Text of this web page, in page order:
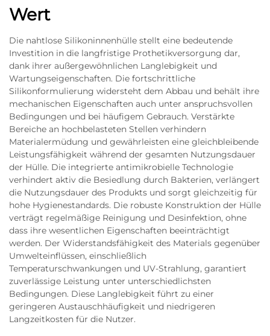
Wert
Die nahtlose Silikoninnenhülle stellt eine bedeutende
Investition in die langfristige Prothetikversorgung dar,
dank ihrer außergewöhnlichen Langlebigkeit und
Wartungseigenschaften. Die fortschrittliche
Silikonformulierung widersteht dem Abbau und behält ihre
mechanischen Eigenschaften auch unter anspruchsvollen
Bedingungen und bei häufigem Gebrauch. Verstärkte
Bereiche an hochbelasteten Stellen verhindern
Materialermüdung und gewährleisten eine gleichbleibende
Leistungsfähigkeit während der gesamten Nutzungsdauer
der Hülle. Die integrierte antimikrobielle Technologie
verhindert aktiv die Besiedlung durch Bakterien, verlängert
die Nutzungsdauer des Produkts und sorgt gleichzeitig für
hohe Hygienestandards. Die robuste Konstruktion der Hülle
verträgt regelmäßige Reinigung und Desinfektion, ohne
dass ihre wesentlichen Eigenschaften beeinträchtigt
werden. Der Widerstandsfähigkeit des Materials gegenüber
Umwelteinflüssen, einschließlich
Temperaturschwankungen und UV-Strahlung, garantiert
zuverlässige Leistung unter unterschiedlichsten
Bedingungen. Diese Langlebigkeit führt zu einer
geringeren Austauschhäufigkeit und niedrigeren
Langzeitkosten für die Nutzer.